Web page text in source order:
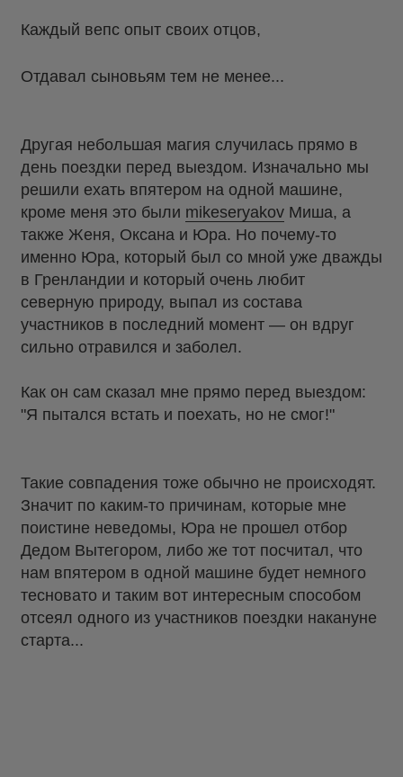
Каждый вепс опыт своих отцов,
Отдавал сыновьям тем не менее...
Другая небольшая магия случилась прямо в
день поездки перед выездом. Изначально мы
решили ехать впятером на одной машине,
кроме меня это были mikeseryakov Миша, а
также Женя, Оксана и Юра. Но почему-то
именно Юра, который был со мной уже дважды
в Гренландии и который очень любит
северную природу, выпал из состава
участников в последний момент — он вдруг
сильно отравился и заболел.
Как он сам сказал мне прямо перед выездом:
"Я пытался встать и поехать, но не смог!"
Такие совпадения тоже обычно не происходят.
Значит по каким-то причинам, которые мне
поистине неведомы, Юра не прошел отбор
Дедом Вытегором, либо же тот посчитал, что
нам впятером в одной машине будет немного
тесновато и таким вот интересным способом
отсеял одного из участников поездки накануне
старта...